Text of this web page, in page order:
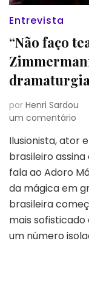
Entrevista
“Não faço
por Henri Sardou
um comentário
Ilusionista, ator
brasileiro assina
fala ao Adoro
da mágica em
brasileira
mais
um número